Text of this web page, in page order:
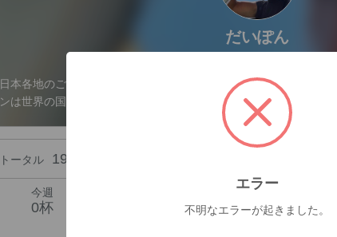
だいぽん
日本各地のご当地ラーメンが好きです。 世界各地のラーメンも投
ンは世界の国民食です。 皆様よろしくお願いします。
トータル 1968杯
今週
0杯 0杯 836
エラー
不明なエラーが起きました。